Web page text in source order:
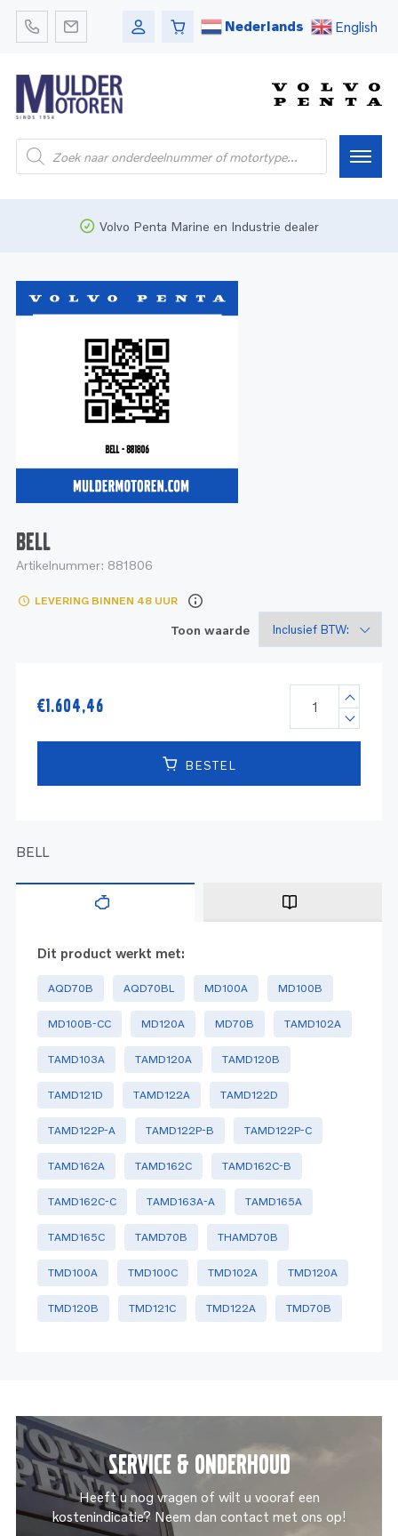
Nederlands English
Onderdelen
Bedrijfsvaart
Onderdelen
Motoren
Onderdelen
Service
Motoren
Service en onderhoud
Reman - Bedrijfsvaart
Volvo Penta Marine en Industrie dealer
BELL
Artikelnummer: 881806
LEVERING BINNEN 48 UUR
Toon waarde
€1.604,46
BESTEL
BELL
Dit product werkt met:
AQD70B AQD70BL MD100A MD100B
MD100B-CC MD120A MD70B TAMD102A
TAMD103A TAMD120A TAMD120B
TAMD121D TAMD122A TAMD122D
TAMD122P-A TAMD122P-B TAMD122P-C
TAMD162A TAMD162C TAMD162C-B
TAMD162C-C TAMD163A-A TAMD165A
TAMD165C TAMD70B THAMD70B
TMD100A TMD100C TMD102A TMD120A
TMD120B TMD121C TMD122A TMD70B
Service & onderhoud
Heeft u nog vragen of wilt u vooraf een
kostenindicatie? Neem dan contact met ons op!